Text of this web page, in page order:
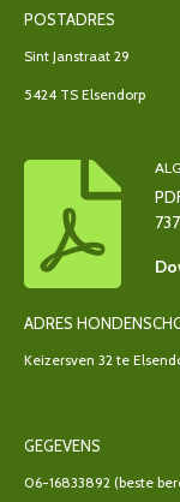
POSTADRES
Sint Janstraat 29
5424 TS Elsendorp
ADRES
Keizersven 32 te
GEGEVENS
06-16833892 (beste